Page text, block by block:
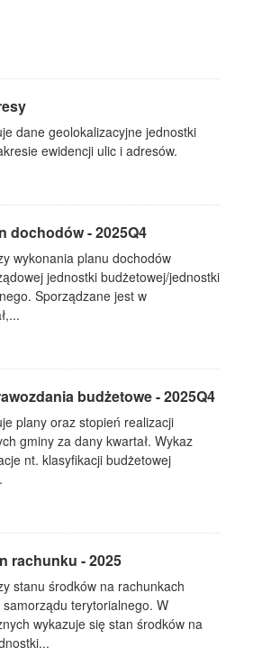
dane geolokalizacyjne jednostki
ewidencji ulic i adresów.
dochodów - 2025Q4
wykonania planu dochodów
jednostki budżetowej/jednostki
Sporządzane jest w
budżetowe - 2025Q4
plany oraz stopień realizacji
gminy za dany kwartał. Wykaz
nt. klasyfikacji budżetowej
rachunku - 2025
stanu środków na rachunkach
terytorialnego. W
wykazuje się stan środków na